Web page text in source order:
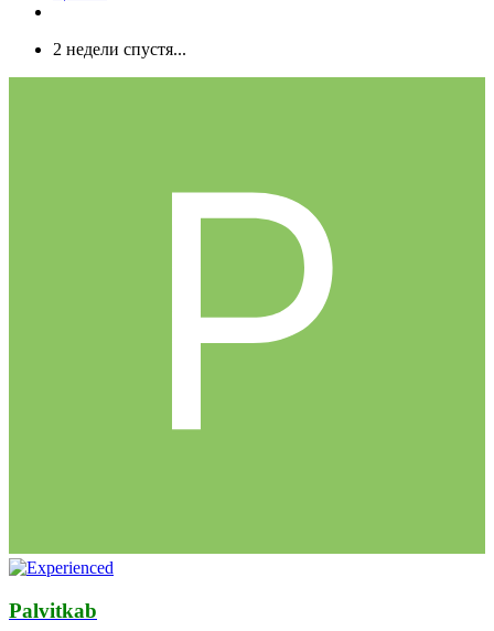
2 недели спустя...
Palvitkab